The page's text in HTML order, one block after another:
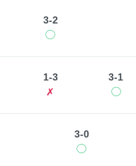
3-2
◯
1-3
✗
3-1
◯
3-0
◯